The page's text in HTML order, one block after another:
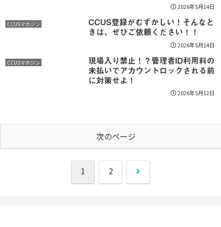
2026年5月14日
CCUSマガジン
CCUS登録がむずかしい！そんなと
きは、ぜひご依頼ください！！
2026年5月14日
CCUSマガジン
現場入り禁止！？管理者ID利用料の
未払いでアカウントロックされる前
に対策せよ！
2026年5月12日
次のページ
1 2
次